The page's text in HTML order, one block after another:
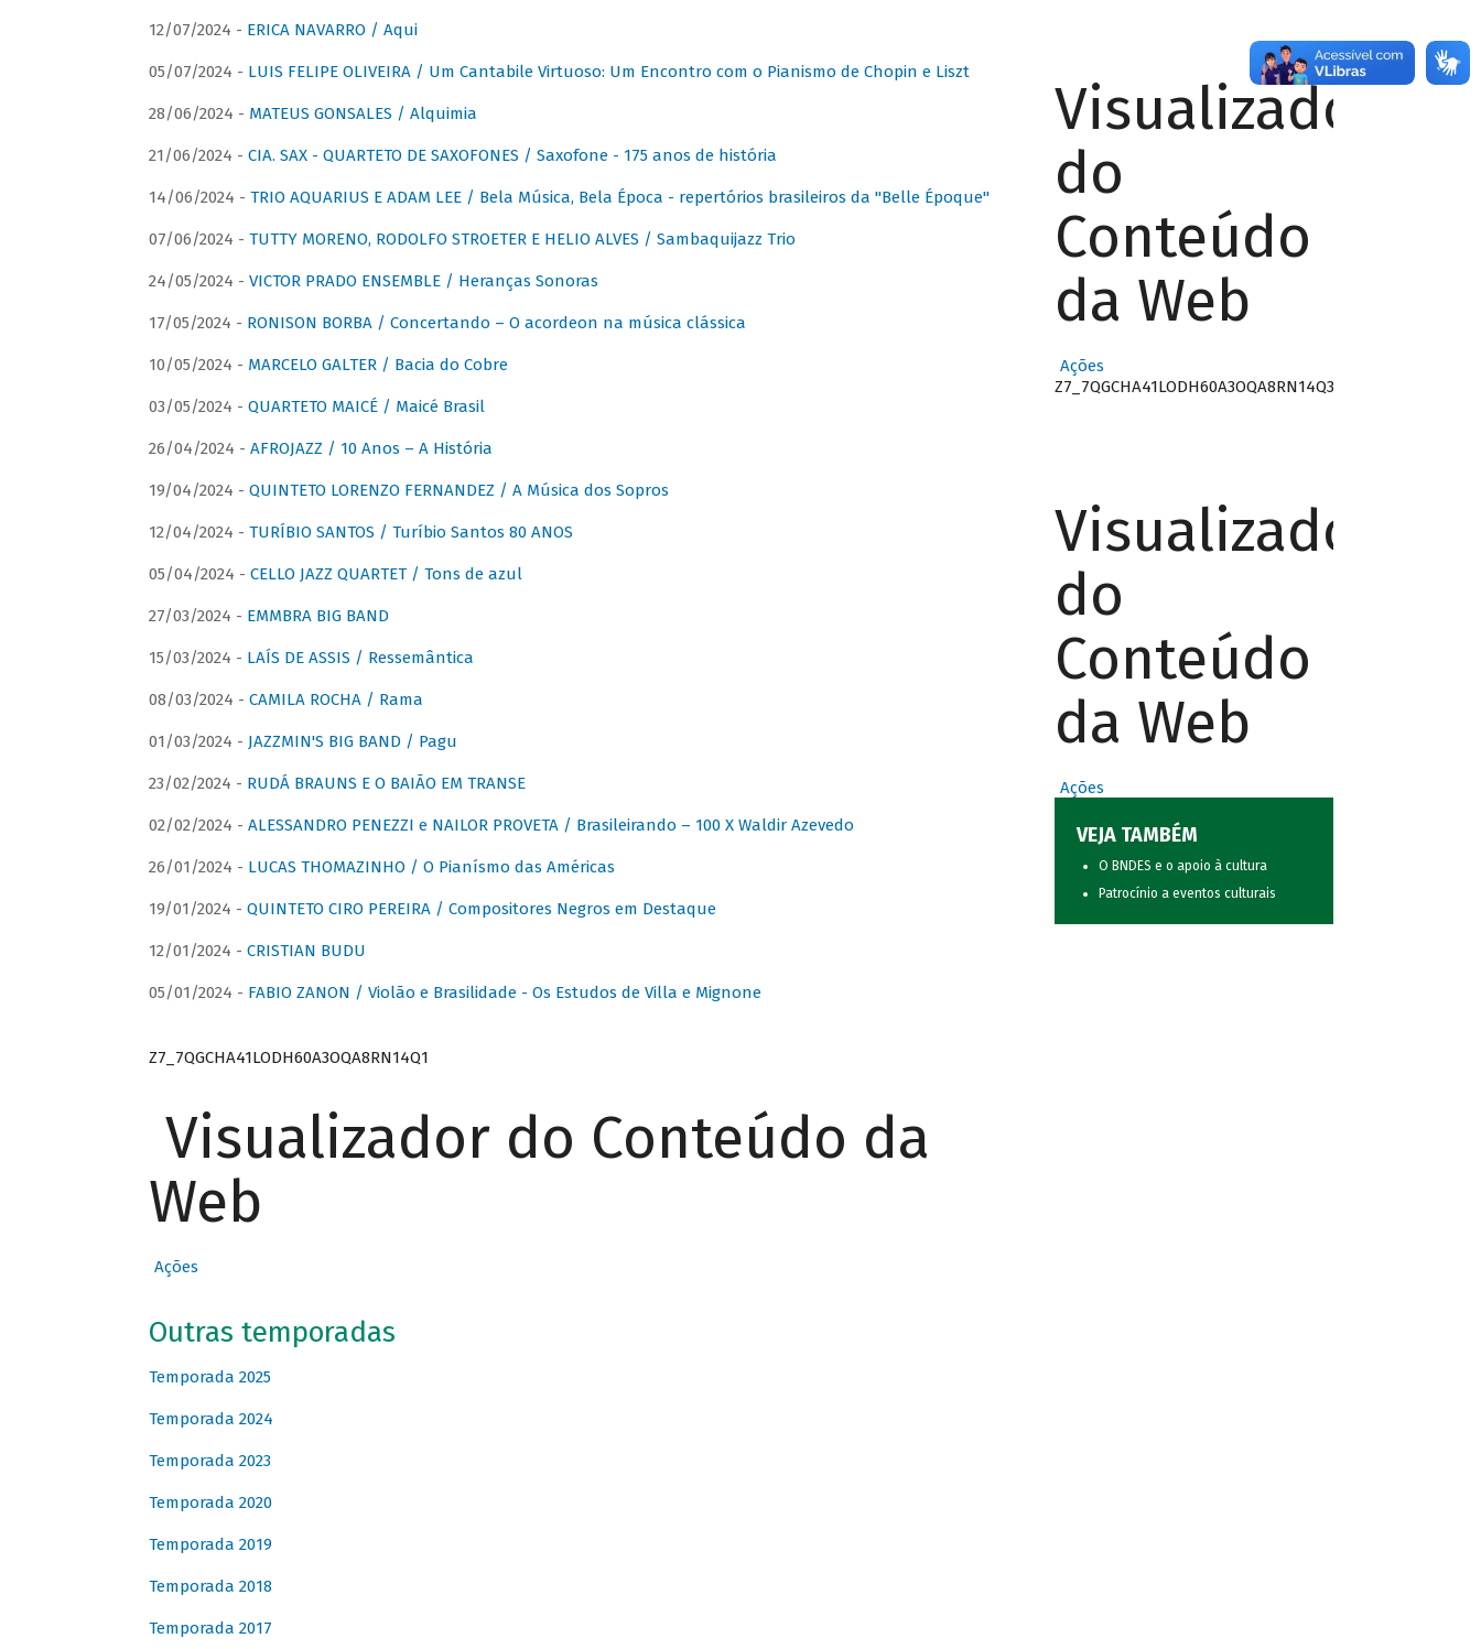
12/07/2024 - ERICA NAVARRO / Aqui
05/07/2024 - LUIS FELIPE OLIVEIRA / Um Cantabile Virtuoso: Um Encontro com o Pianismo de Chopin e Liszt
28/06/2024 - MATEUS GONSALES / Alquimia
21/06/2024 - CIA. SAX - QUARTETO DE SAXOFONES / Saxofone - 175 anos de história
14/06/2024 - TRIO AQUARIUS E ADAM LEE / Bela Música, Bela Época - repertórios brasileiros da "Belle Époque"
07/06/2024 - TUTTY MORENO, RODOLFO STROETER E HELIO ALVES / Sambaquijazz Trio
24/05/2024 - VICTOR PRADO ENSEMBLE / Heranças Sonoras
17/05/2024 - RONISON BORBA / Concertando – O acordeon na música clássica
10/05/2024 - MARCELO GALTER / Bacia do Cobre
03/05/2024 - QUARTETO MAICÉ / Maicé Brasil
26/04/2024 - AFROJAZZ / 10 Anos – A História
19/04/2024 - QUINTETO LORENZO FERNANDEZ / A Música dos Sopros
12/04/2024 - TURÍBIO SANTOS / Turíbio Santos 80 ANOS
05/04/2024 - CELLO JAZZ QUARTET / Tons de azul
27/03/2024 - EMMBRA BIG BAND
15/03/2024 - LAÍS DE ASSIS / Ressemântica
08/03/2024 - CAMILA ROCHA / Rama
01/03/2024 - JAZZMIN'S BIG BAND / Pagu
23/02/2024 - RUDÁ BRAUNS E O BAIÃO EM TRANSE
02/02/2024 - ALESSANDRO PENEZZI e NAILOR PROVETA / Brasileirando – 100 X Waldir Azevedo
26/01/2024 - LUCAS THOMAZINHO / O Pianísmo das Américas
19/01/2024 - QUINTETO CIRO PEREIRA / Compositores Negros em Destaque
12/01/2024 - CRISTIAN BUDU
05/01/2024 - FABIO ZANON / Violão e Brasilidade - Os Estudos de Villa e Mignone
Z7_7QGCHA41LODH60A3OQA8RN14Q1
Visualizador do Conteúdo da
Web
Ações
Outras temporadas
Temporada 2025
Temporada 2024
Temporada 2023
Temporada 2020
Temporada 2019
Temporada 2018
Temporada 2017
Visualizador
do
Conteúdo
da Web
Ações
Z7_7QGCHA41LODH60A3OQA8RN14Q3
Visualizador
do
Conteúdo
da Web
Ações
VEJA TAMBÉM
O BNDES e o apoio à cultura
Patrocínio a eventos culturais